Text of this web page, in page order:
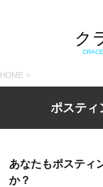
ク
HOME >
ポステ
あなたもポスティ
か？